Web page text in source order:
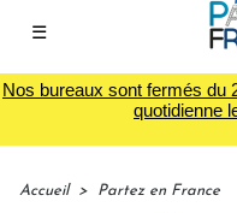
☰
Nos bureaux sont fermés du
quotidienne
Accueil > Partez en France